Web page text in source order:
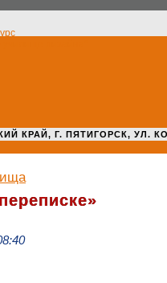
КРАЙ, Г. ПЯТИГОРСК, УЛ.